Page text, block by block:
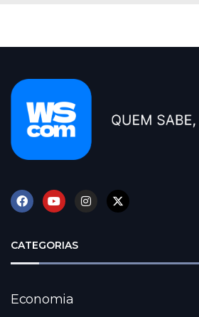
CATEGORIAS
Economia